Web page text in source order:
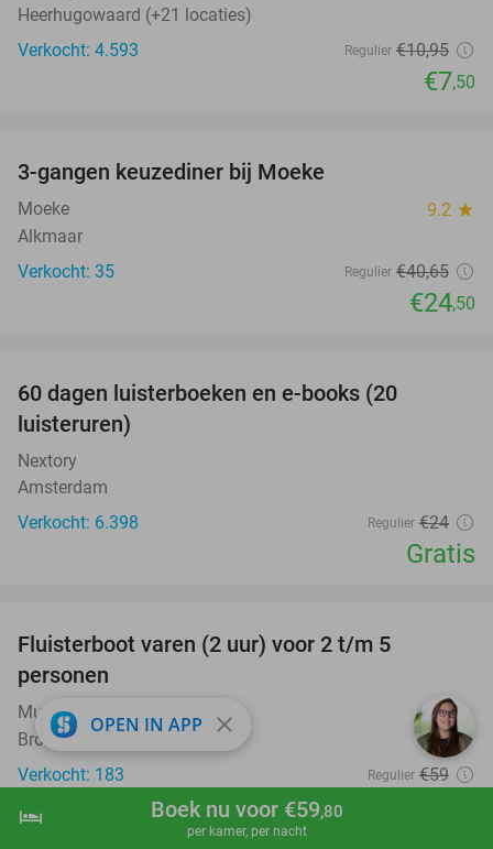
shopping_cart Boek nu
hotel Boek nu voor €59,80
per kamer, per nacht
Heerhugowaard (+21 locaties)
Verkocht: 4.593
Regulier €10,95
€7,50
3-gangen keuzediner bij Moeke
Moeke 9.2 star
Alkmaar
Verkocht: 35
Regulier €40,65
€24,50
60 dagen luisterboeken en e-books (20
luisteruren)
Nextory
Amsterdam
Verkocht: 6.398
Regulier €24
Gratis
Fluisterboot varen (2 uur) voor 2 t/m 5
personen
Museum BroekerVeiling 9.9star
Broek op Langedijk
Verkocht: 183
Regulier €59
OPEN IN APP close